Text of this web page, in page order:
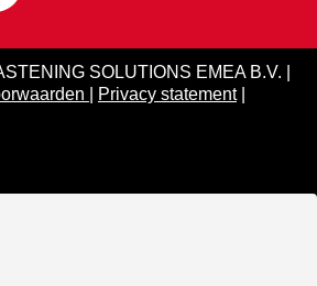
SOLUTIONS EMEA B.V. |
Privacy statement|